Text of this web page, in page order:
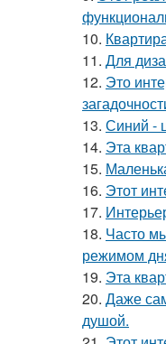
10.
11. Для
12. Это
13. Синий -
14. Эта
15.
16. Этот
17.
18. Часто
режимом
19. Эта
20. Даже
душой.